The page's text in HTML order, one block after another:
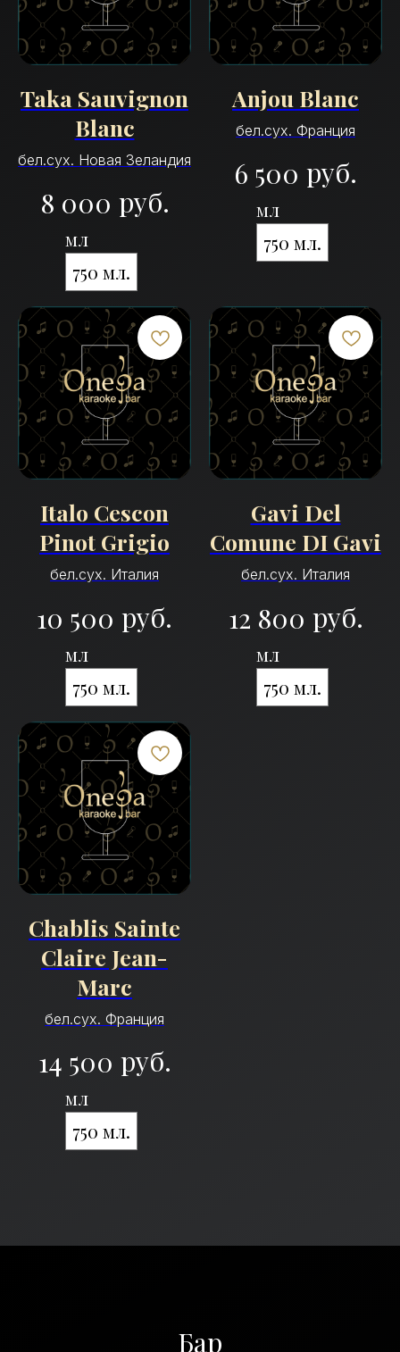
Taka Sauvignon
Blanc
бел.сух. Новая Зеландия
8 000 руб.
мл
750 мл.
Anjou Blanc
бел.сух. Франция
6 500 руб.
мл
750 мл.
Italo Cescon
Pinot Grigio
бел.сух. Италия
10 500 руб.
мл
750 мл.
Gavi Del
Comune DI Gavi
бел.сух. Италия
12 800 руб.
мл
750 мл.
Chablis Sainte
Claire Jean-
Marc
бел.сух. Франция
14 500 руб.
мл
750 мл.
Бар